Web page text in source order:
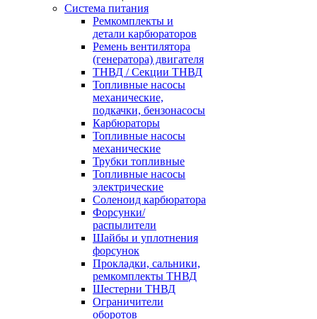
Система питания
Ремкомплекты и
детали карбюраторов
Ремень вентилятора
(генератора) двигателя
ТНВД / Секции ТНВД
Топливные насосы
механические,
подкачки, бензонасосы
Карбюраторы
Топливные насосы
механические
Трубки топливные
Топливные насосы
электрические
Соленоид карбюратора
Форсунки/
распылители
Шайбы и уплотнения
форсунок
Прокладки, сальники,
ремкомплекты ТНВД
Шестерни ТНВД
Ограничители
оборотов